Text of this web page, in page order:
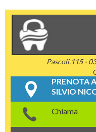
Pascoli,115 -
PRENOTA
SILVIO
Chiama